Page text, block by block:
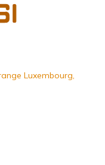
Luxembourg,